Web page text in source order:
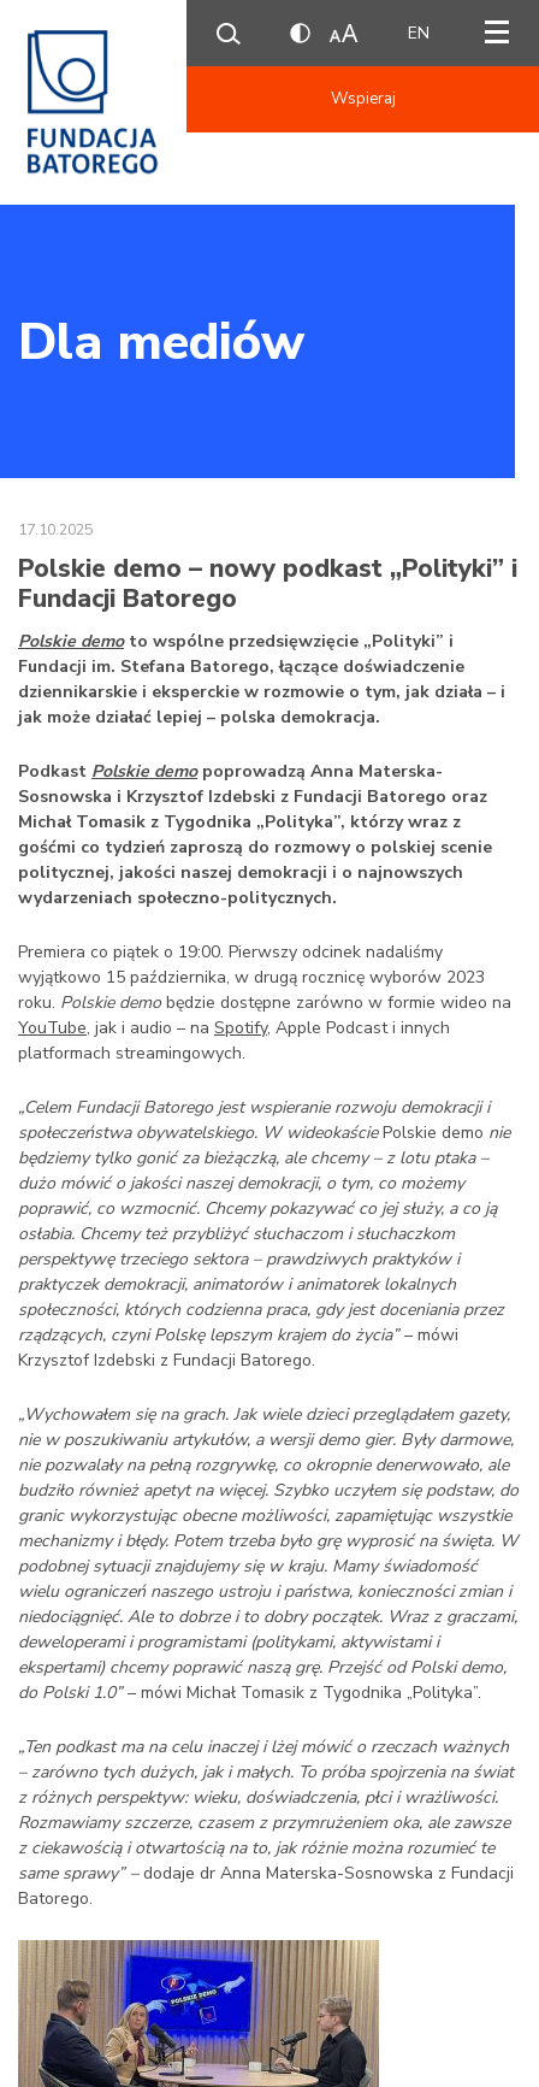
EN
Wspieraj
Dla mediów
17.10.2025
Polskie demo – nowy podkast „Polityki” i
Fundacji Batorego
Polskie demoto wspólne przedsięwzięcie „Polityki” i
Fundacji im. Stefana Batorego, łączące doświadczenie
dziennikarskie i eksperckie w rozmowie o tym, jak działa – i
jak może działać lepiej – polska demokracja.
Podkast Polskie demopoprowadzą Anna Materska-
Sosnowska i Krzysztof Izdebski z Fundacji Batorego oraz
Michał Tomasik z Tygodnika „Polityka”, którzy wraz z
gośćmi co tydzień zaproszą do rozmowy o polskiej scenie
politycznej, jakości naszej demokracji i o najnowszych
wydarzeniach społeczno-politycznych.
Premiera co piątek o 19:00. Pierwszy odcinek nadaliśmy
wyjątkowo 15 października, w drugą rocznicę wyborów 2023
roku. Polskie demobędzie dostępne zarówno w formie wideo na
YouTube, jak i audio – na Spotify, Apple Podcast i innych
platformach streamingowych.
„Celem Fundacji Batorego jest wspieranie rozwoju demokracji i
społeczeństwa obywatelskiego. W wideokaściePolskie demo nie
będziemy tylko gonić za bieżączką, ale chcemy – z lotu ptaka –
dużo mówić o jakości naszej demokracji, o tym, co możemy
poprawić, co wzmocnić. Chcemy pokazywać co jej służy, a co ją
osłabia. Chcemy też przybliżyć słuchaczom i słuchaczkom
perspektywę trzeciego sektora – prawdziwych praktyków i
praktyczek demokracji, animatorów i animatorek lokalnych
społeczności, których codzienna praca, gdy jest doceniania przez
rządzących, czyni Polskę lepszym krajem do życia”– mówi
Krzysztof Izdebski z Fundacji Batorego.
„Wychowałem się na grach. Jak wiele dzieci przeglądałem gazety,
nie w poszukiwaniu artykułów, a wersji demo gier. Były darmowe,
nie pozwalały na pełną rozgrywkę, co okropnie denerwowało, ale
budziło również apetyt na więcej. Szybko uczyłem się podstaw, do
granic wykorzystując obecne możliwości, zapamiętując wszystkie
mechanizmy i błędy. Potem trzeba było grę wyprosić na święta. W
podobnej sytuacji znajdujemy się w kraju. Mamy świadomość
wielu ograniczeń naszego ustroju i państwa, konieczności zmian i
niedociągnięć. Ale to dobrze i to dobry początek. Wraz z graczami,
deweloperami i programistami (politykami, aktywistami i
ekspertami) chcemy poprawić naszą grę. Przejść od Polski demo,
do Polski 1.0”– mówi Michał Tomasik z Tygodnika „Polityka”.
„Ten podkast ma na celu inaczej i lżej mówić o rzeczach ważnych
– zarówno tych dużych, jak i małych. To próba spojrzenia na świat
z różnych perspektyw: wieku, doświadczenia, płci i wrażliwości.
Rozmawiamy szczerze, czasem z przymrużeniem oka, ale zawsze
z ciekawością i otwartością na to, jak różnie można rozumieć te
same sprawy” –dodaje dr Anna Materska-Sosnowska z Fundacji
Batorego.